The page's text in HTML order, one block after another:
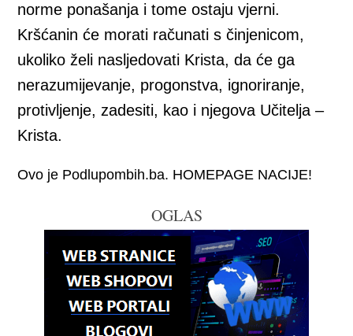
norme ponašanja i tome ostaju vjerni.
Kršćanin će morati računati s činjenicom,
ukoliko želi nasljedovati Krista, da će ga
nerazumijevanje, progonstva, ignoriranje,
protivljenje, zadesiti, kao i njegova Učitelja –
Krista.
Ovo je Podlupombih.ba. HOMEPAGE NACIJE!
OGLAS